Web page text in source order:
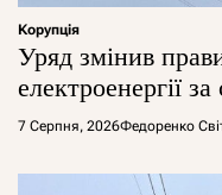
Корупція
Уряд змінив
електроенергії
7 Серпня, 2026Федоренко